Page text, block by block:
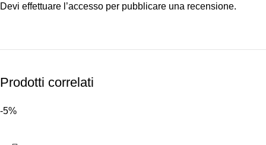
Devi effettuare l’accesso per pubblicare una recensione.
Prodotti correlati
-5%